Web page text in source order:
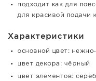
подходит как для
для красивой подачи
Характеристики
основной цвет:
цвет декора: чёрный
цвет элементов: